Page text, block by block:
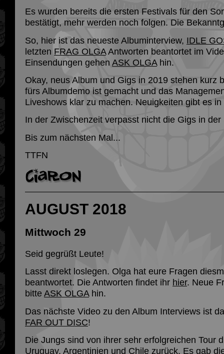
Es wurden bereits die ersten Festivals für den
bestätigt, mehr werden noch folgen. Die
So, hier ist das neueste Albuminterview, IDLE
letzten FRAG OLGAAntworten beantortet im
Einsendungen gehen ASK OLGAhin.
Okay, neus Album und Gigs in 2019 stehen kurz
fürs Albumdemo ist gemacht und das
Liveshows klar zu machen. Neuigkeiten gibt es in
In der Zwischenzeit verpasst nicht die Gigs in der
Bis zum nächsten Mal...
TTFN
AUGUST 2018
Mittwoch 29
Seid gegrüßt Leute!
Lasst direkt loslegen. Olga hat eure Fragen
beantwortet. Die Antworten findet ihr hier. Neue
bitteASK OLGAhin.
Das nächste Video zu den Album Interviews ist
FAR OUT DISC!
Die Jungs sind von ihrer sehr erfolgreichen Tour
Uruguay, Argentinien und Chile zurück. Es gab